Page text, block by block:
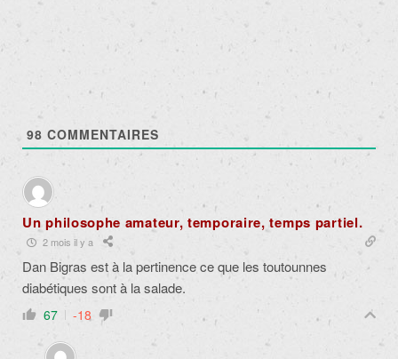
98 COMMENTAIRES
Un philosophe amateur, temporaire, temps partiel.
2 mois il y a
Dan Bigras est à la pertinence ce que les toutounnes
diabétiques sont à la salade.
67 -18